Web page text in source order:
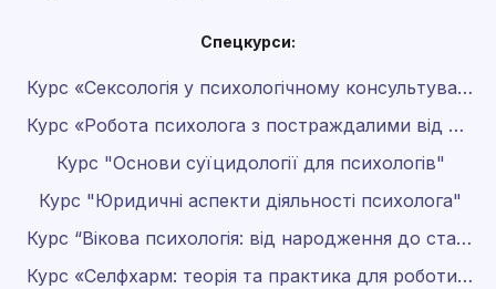
Спецкурси:
Курс «Сексологія у психологічному консультуванні»
Курс «Робота психолога з постраждалими від домашнього насильства»
Курс "Основи суїцидології для психологів"
Курс "Юридичні аспекти діяльності психолога"
Курс “Вікова психологія: від народження до старості”
Курс «Селфхарм: теорія та практика для роботи психолога»